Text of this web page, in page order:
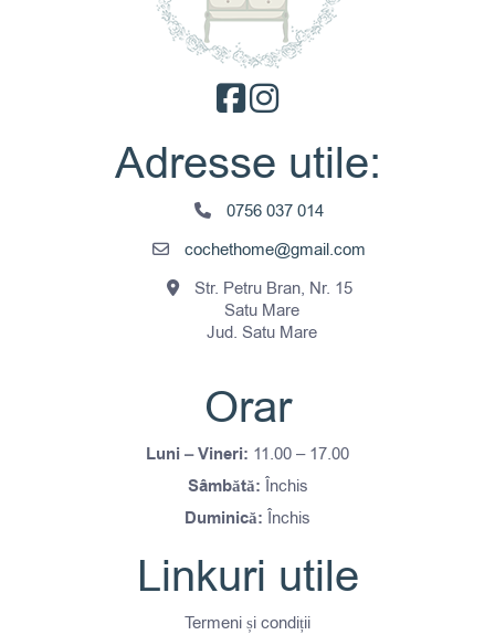
Adresse utile:
0756 037 014
cochethome@gmail.com
Str. Petru Bran, Nr. 15
Satu Mare
Jud. Satu Mare
Orar
Luni – Vineri: 11.00 – 17.00
Sâmbătă: Închis
Duminică: Închis
Linkuri utile
Termeni și condiții